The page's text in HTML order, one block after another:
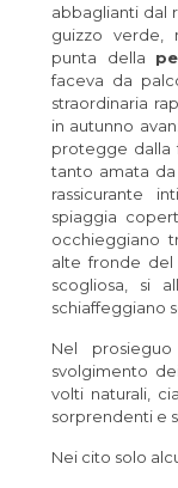
abbaglianti dal
guizzo verde,
punta della
faceva da
straordinaria
in autunno
protegge dalla
tanto amata
rassicurante
spiaggia
occhieggiano
alte fronde del
scogliosa, si
schiaffeggiano
Nel
svolgimento
volti naturali,
sorprendenti e
Nei cito solo